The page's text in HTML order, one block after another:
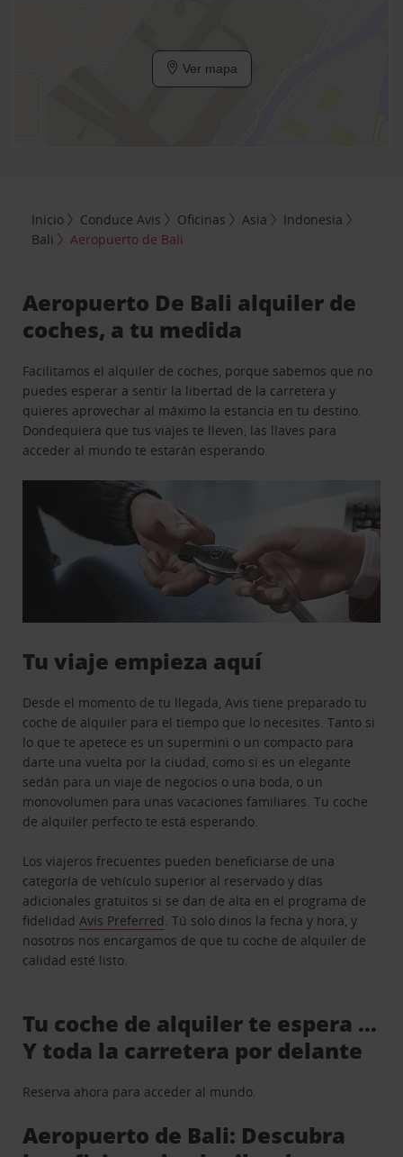
Ver mapa
Inicio Conduce Avis Oficinas Asia
Indonesia
Bali
Aeropuerto de Bali
Aeropuerto De Bali alquiler de
coches, a tu medida
Facilitamos el alquiler de coches, porque sabemos que no
puedes esperar a sentir la libertad de la carretera y
quieres aprovechar al máximo la estancia en tu destino.
Dondequiera que tus viajes te lleven, las llaves para
acceder al mundo te estarán esperando.
Tu viaje empieza aquí
Desde el momento de tu llegada, Avis tiene preparado tu
coche de alquiler para el tiempo que lo necesites. Tanto si
lo que te apetece es un supermini o un compacto para
darte una vuelta por la ciudad, como si es un elegante
sedán para un viaje de negocios o una boda, o un
monovolumen para unas vacaciones familiares. Tu coche
de alquiler perfecto te está esperando.
Los viajeros frecuentes pueden beneficiarse de una
categoría de vehículo superior al reservado y días
adicionales gratuitos si se dan de alta en el programa de
fidelidadAvis Preferred. Tú solo dinos la fecha y hora, y
nosotros nos encargamos de que tu coche de alquiler de
calidad esté listo.
Tu coche de alquiler te espera …
Y toda la carretera por delante
Reserva ahora para acceder al mundo.
Aeropuerto de Bali: Descubra